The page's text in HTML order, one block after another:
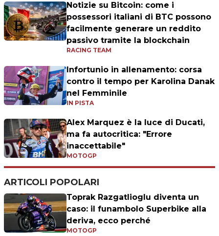
Notizie su Bitcoin: come i
possessori italiani di BTC possono
facilmente generare un reddito
passivo tramite la blockchain
RACING TEAM
Infortunio in allenamento: corsa
contro il tempo per Karolina Danak
nel Femminile
IN PISTA
Alex Marquez è la luce di Ducati,
ma fa autocritica: "Errore
inaccettabile"
MOTOGP
ARTICOLI POPOLARI
Toprak Razgatlioglu diventa un
caso: il funambolo Superbike alla
deriva, ecco perché
MOTOGP